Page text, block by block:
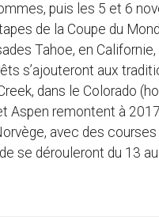
puis les 5 et 6
de la Coupe du
Tahoe, en Californie,
s’ajouteront aux
dans le Colorado
Aspen remontent à
avec des
se dérouleront du 13